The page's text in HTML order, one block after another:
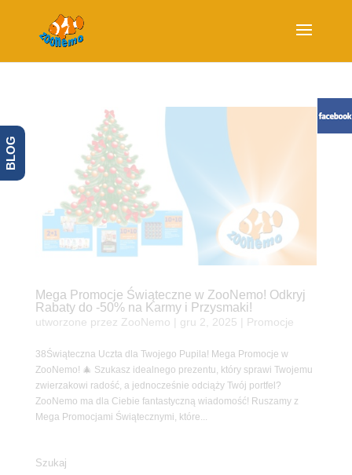
Mega Promocje Świąteczne w ZooNemo! Odkryj
Rabaty do -50% na Karmy i Przysmaki!
utworzone przez ZooNemo gru 2, 2025 Promocje
38Świąteczna Uczta dla Twojego Pupila! Mega Promocje w
ZooNemo! 🎄 Szukasz idealnego prezentu, który sprawi Twojemu
zwierzakowi radość, a jednocześnie odciąży Twój portfel?
ZooNemo ma dla Ciebie fantastyczną wiadomość! Ruszamy z
Mega Promocjami Świątecznymi, które...
Szukaj
BLOG